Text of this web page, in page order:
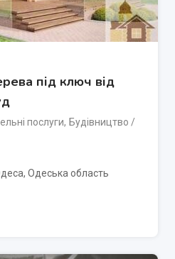
під ключ від
послуги, Будівництво /
, Одеська область